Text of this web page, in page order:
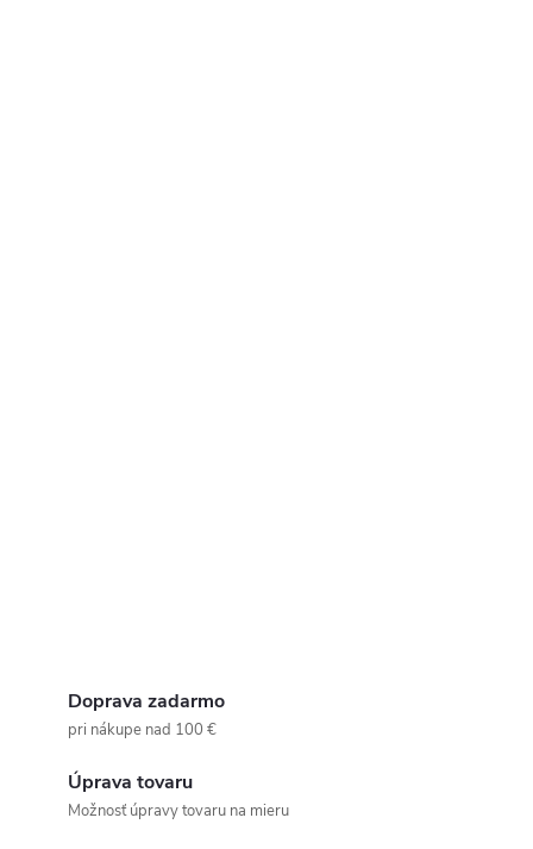
Doprava zadarmo
pri nákupe nad 100 €
Úprava tovaru
Možnosť úpravy tovaru na mieru